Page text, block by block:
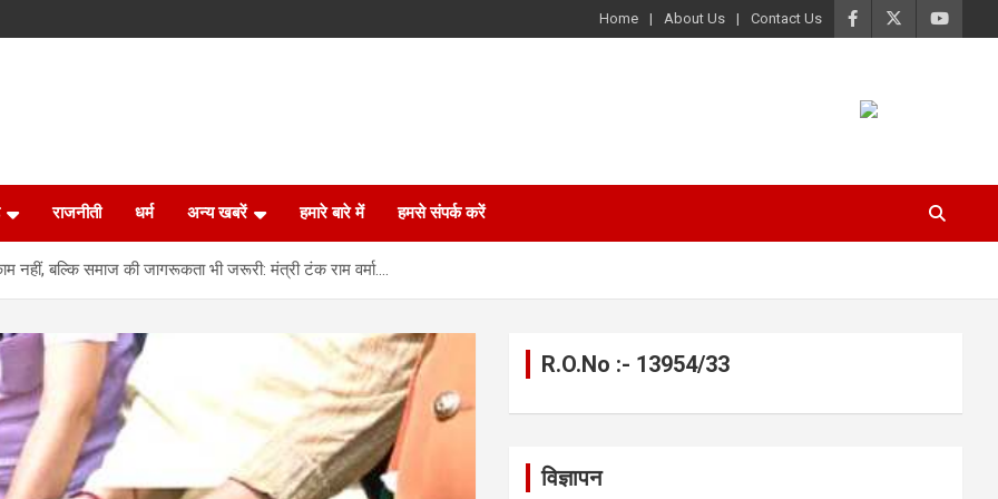
Home About Us Contact Us
राजनीती धर्म अन्य खबरें हमारे बारे में हमसे संपर्क करें
नहीं, बल्कि समाज की जागरूकता भी जरूरी: मंत्री टंक राम वर्मा….
R.O.No :- 13954/33
विज्ञापन